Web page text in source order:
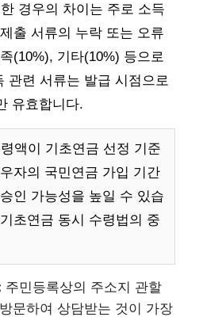
경우의 차이는 주로 소득
출 서류의 누락 또는 오류
(10%), 기타(10%) 등으로
관련 서류는 발급 시점으로
유효합니다.
액이 기초연금 선정 기준
자의 국민연금 가입 기간
인 가능성을 높일 수 있습
초연금 동시 수령법의 중
주민등록상의 주소지 관할
문하여 상담받는 것이 가장